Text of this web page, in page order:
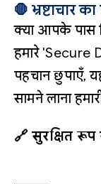
🛑 भ्रष्टाचार
क्या आपके पास
हमारे 'Secure
पहचान छुपाएँ,
सामने लाना
🔗 सुरक्षित रूप